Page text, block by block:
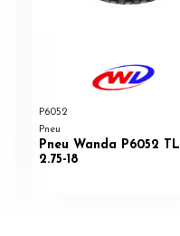
P6052
Pneu
Pneu Wanda P6052 TL
2.75-18